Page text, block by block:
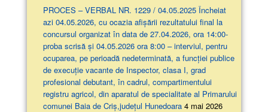
PROCES – VERBAL NR. 1229 / 04.05.2025 Încheiat
azi 04.05.2026, cu ocazia afişării rezultatului final la
concursul organizat în data de 27.04.2026, ora 14:00-
proba scrisă şi 04.05.2026 ora 8:00 – interviul, pentru
ocuparea, pe perioadă nedeterminată, a funcției publice
de execuție vacante de Inspector, clasa I, grad
profesional debutant, în cadrul, compartimentului
registru agricol, din aparatul de specialitate al Primarului
comunei Baia de Criș,județul Hunedoara 4 mai 2026